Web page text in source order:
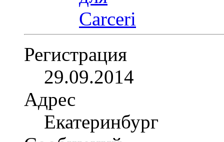
Регистрация
29.09.2014
Адрес
Екатеринбург